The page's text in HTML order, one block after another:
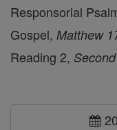
Responsorial
Gospel, Matthew
Reading 2,